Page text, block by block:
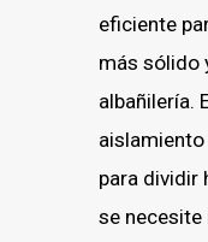
eficiente
más sólido
albañilería.
para dividir
se necesite